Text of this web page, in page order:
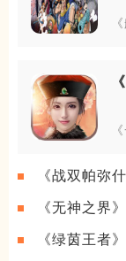
《战双帕弥
《无神之界
《绿茵王者